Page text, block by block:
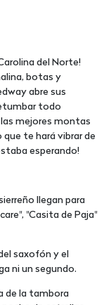
del Norte!
botas y
abre sus
todo
mejores montas
te hará vibrar de
esperando!
llegan para
"Casita de Paja"
saxofón y el
ni un segundo.
de la tambora